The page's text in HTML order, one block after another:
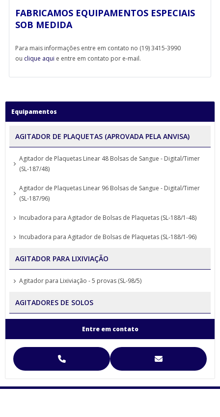
FABRICAMOS EQUIPAMENTOS ESPECIAIS
SOB MEDIDA
Para mais informações entre em contato no (19) 3415-3990
ou clique aqui e entre em contato por e-mail.
Equipamentos
AGITADOR DE PLAQUETAS (APROVADA PELA ANVISA)
Agitador de Plaquetas Linear 48 Bolsas de Sangue - Digital/Timer
(SL-187/48)
Agitador de Plaquetas Linear 96 Bolsas de Sangue - Digital/Timer
(SL-187/96)
Incubadora para Agitador de Bolsas de Plaquetas (SL-188/1-48)
Incubadora para Agitador de Bolsas de Plaquetas (SL-188/1-96)
AGITADOR PARA LIXIVIAÇÃO
Agitador para Lixiviação - 5 provas (SL-98/5)
AGITADORES DE SOLOS
Agitador para Separação de Agregados de Solo Yoder
Entre em contato